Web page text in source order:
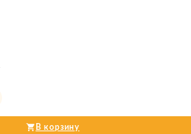
В корзину